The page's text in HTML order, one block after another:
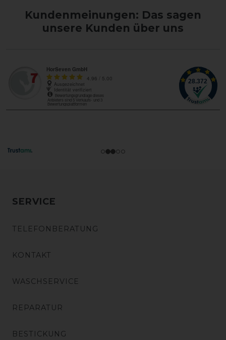
Kundenmeinungen: Das sagen
unsere Kunden über uns
SERVICE
TELEFONBERATUNG
KONTAKT
WASCHSERVICE
REPARATUR
BESTICKUNG